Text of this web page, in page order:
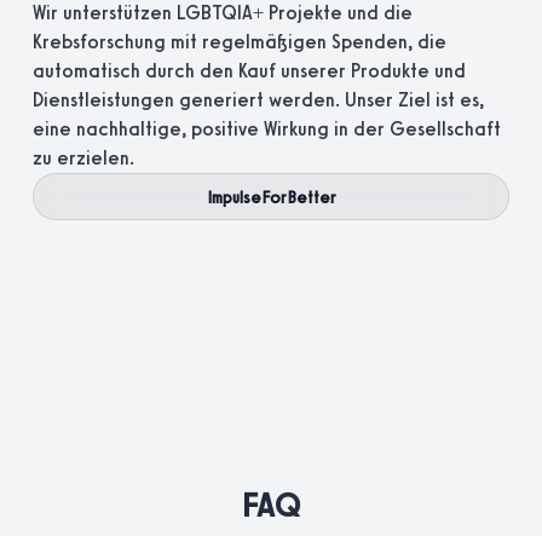
Wir unterstützen LGBTQIA+ Projekte und die
Krebsforschung mit regelmäßigen Spenden, die
automatisch durch den Kauf unserer Produkte und
Dienstleistungen generiert werden. Unser Ziel ist es,
eine nachhaltige, positive Wirkung in der Gesellschaft
zu erzielen.
ImpulseForBetter
FAQ